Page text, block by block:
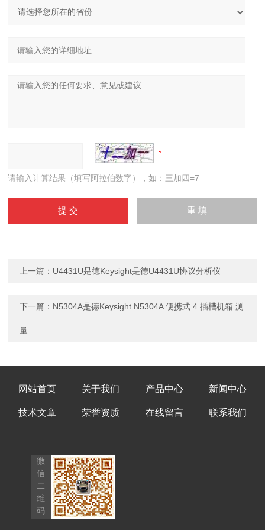
请输入计算结果（填写阿拉伯数字），如：三加四=7
上一篇： U4431U是德Keysight是德U4431U协议分析仪
下一篇： N5304A是德Keysight N5304A 便携式 4 插槽机箱 测
量
网站首页 关于我们 产品中心 新闻中心
技术文章 荣誉资质 在线留言 联系我们
微
信
二
维
码